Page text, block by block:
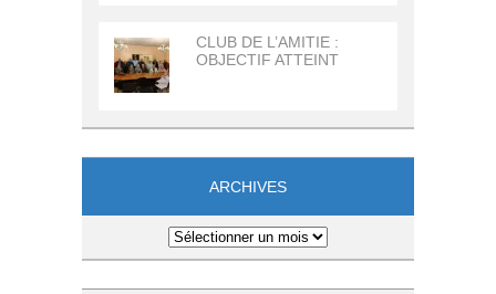
CLUB DE L’AMITIE :
OBJECTIF ATTEINT
ARCHIVES